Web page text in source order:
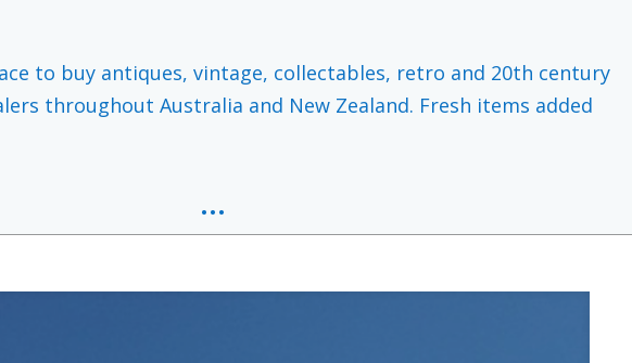
to buy antiques, vintage, collectables, retro and 20th century
throughout Australia and New Zealand. Fresh items added
…